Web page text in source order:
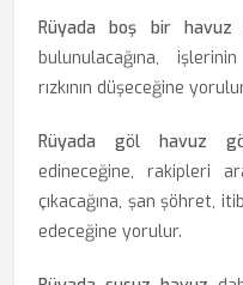
Rüyada boş bir havuz
bulunulacağına,
rızkının düşeceğine
Rüyada göl havuz
edineceğine, rakipleri
çıkacağına, şan şöhret,
edeceğine yorulur.